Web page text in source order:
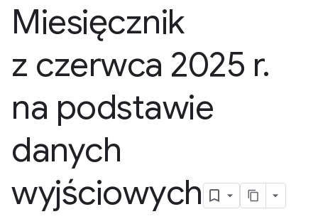
Miesięcznik
z czerwca 2025 r.
na podstawie
danych
wyjściowych